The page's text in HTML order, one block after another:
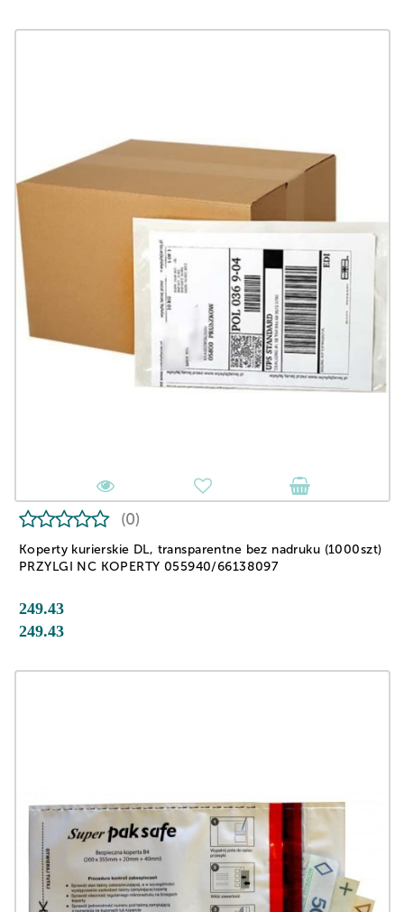
Koperty kurierskie DL, transparentne bez nadruku (1000szt)
PRZYLGI NC KOPERTY 055940/66138097
(0)
249.43
249.43